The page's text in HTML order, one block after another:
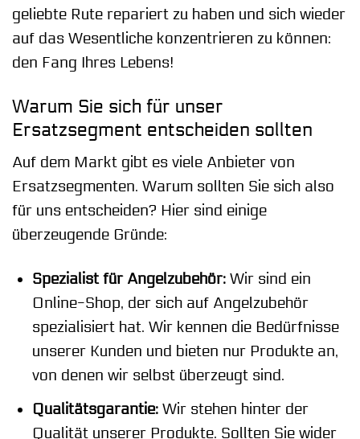
geliebte Rute repariert zu haben und sich wieder
auf das Wesentliche konzentrieren zu können:
den Fang Ihres Lebens!
Warum Sie sich für unser
Ersatzsegment entscheiden sollten
Auf dem Markt gibt es viele Anbieter von
Ersatzsegmenten. Warum sollten Sie sich also
für uns entscheiden? Hier sind einige
überzeugende Gründe:
Spezialist für Angelzubehör:Wir sind ein
Online-Shop, der sich auf Angelzubehör
spezialisiert hat. Wir kennen die Bedürfnisse
unserer Kunden und bieten nur Produkte an,
von denen wir selbst überzeugt sind.
Qualitätsgarantie:Wir stehen hinter der
Qualität unserer Produkte. Sollten Sie wider